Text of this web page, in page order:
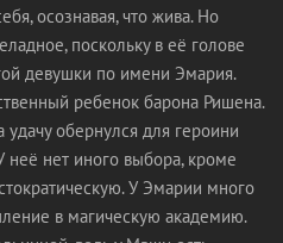
осознавая, что жива. Но
поскольку в её голове
девушки по имени Эмария.
ребенок барона Ришена.
обернулся для героини
неё нет иного выбора, кроме
У Эмарии много
в магическую академию.